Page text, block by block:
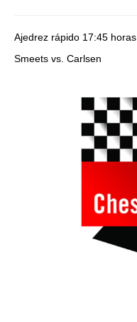
Ajedrez rápido 17:45 horas
Smeets vs. Carlsen